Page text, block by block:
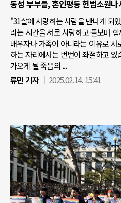
동성 부부들, 혼인평등 헌법소원나
"31살에 사랑하는 사람을 만나게 되
라는 시간을 서로 사랑하고 돌보며
배우자나 가족이 아니라는 이유로
하는 자리에서는 번번이 좌절하고
가오게 될 죽음의 ...
류민 기자
2025.02.14. 15:41